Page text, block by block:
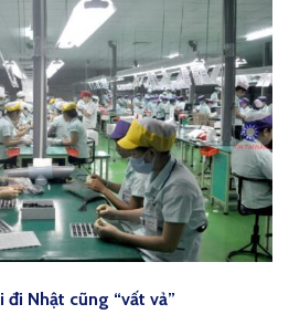
Nhật cũng “vất vả”